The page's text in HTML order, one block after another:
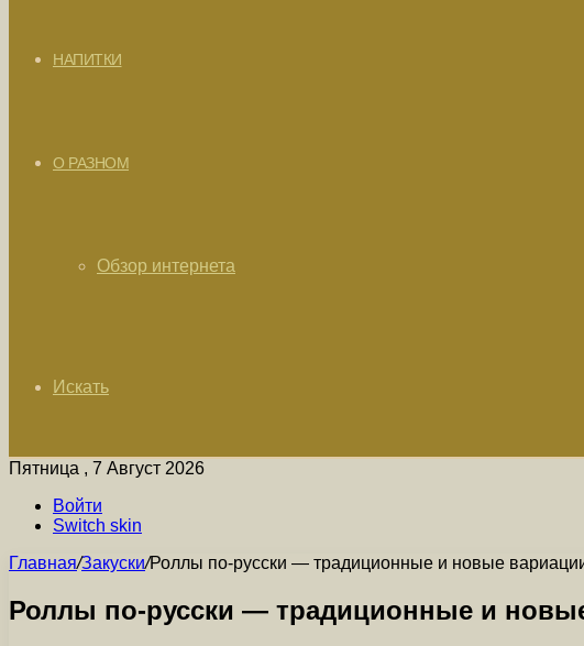
НАПИТКИ
О РАЗНОМ
Обзор интернета
Искать
Пятница , 7 Август 2026
Войти
Switch skin
Главная/Закуски/Роллы по-русски — традиционные и новые
Роллы по-русски — традиционные и